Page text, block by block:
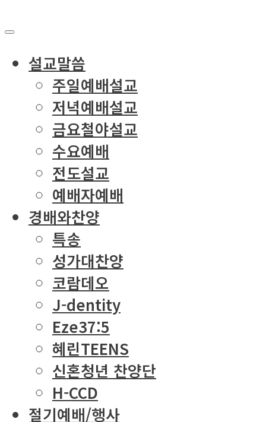
설교말씀
주일예배설교
저녁예배설교
금요철야설교
수요예배
전도설교
예배자예배
경배와찬양
특송
성가대찬양
코람데오
J-dentity
Eze37:5
혜린TEENS
신혼청년 찬양단
H-CCD
절기예배/행사